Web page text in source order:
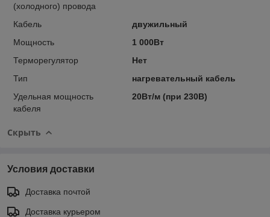
(холодного) провода
Кабель
двужильный
Мощность
1 000Вт
Терморегулятор
Нет
Тип
нагревательный кабель
Удельная мощность
кабеля
20Вт/м (при 230В)
Скрыть
Условия доставки
Доставка почтой
Доставка курьером